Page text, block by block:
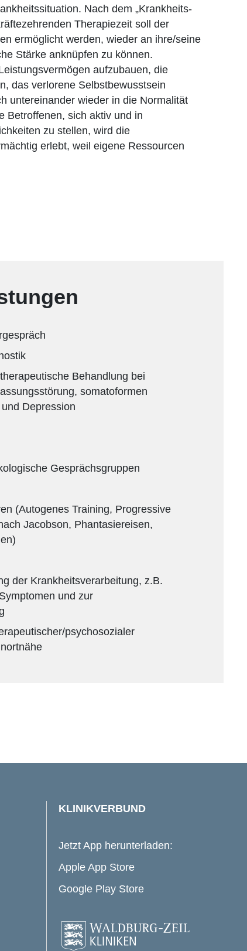
Nach dem „Krankheits-
Therapiezeit soll der
ermöglicht werden, wieder an ihre/seine
Stärke anknüpfen zu können.
aufzubauen, die
das verlorene Selbstbewusstsein
untereinander wieder in die Normalität
Betroffenen, sich aktiv und in
zu stellen, wird die
erlebt, weil eigene Ressourcen
Behandlung bei
somatoformen
Depression
Gesprächsgruppen
(Autogenes Training, Progressive
Jacobson, Phantasiereisen,
der Krankheitsverarbeitung, z.B.
und zur
psychosozialer
KLINIKVERBUND
Jetzt App herunterladen:
Apple App Store
Google Play Store